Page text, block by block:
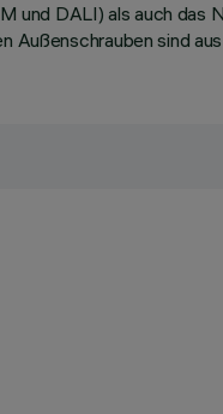
und DALI) als auch
sind